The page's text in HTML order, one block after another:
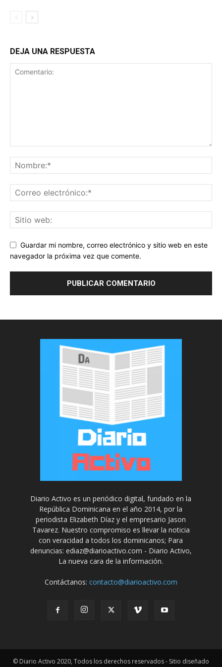
DEJA UNA RESPUESTA
Guardar mi nombre, correo electrónico y sitio web en este
navegador la próxima vez que comente.
Diario Activo es un periódico digital, fundado en la
República Dominicana en el año 2014, por la
periodista Elizabeth Díaz y el empresario Jason
Tavarez. Nuestro compromiso es llevar la noticia
con veracidad a todos los dominicanos; Para
denuncias: ediaz@diarioactivo.com - Diario Activo,
La nueva cara de la información.
Contáctanos: contacto@diarioactivo.com
© Diario Activo 2020, Todos los derechos reservados - Sitio diseñado